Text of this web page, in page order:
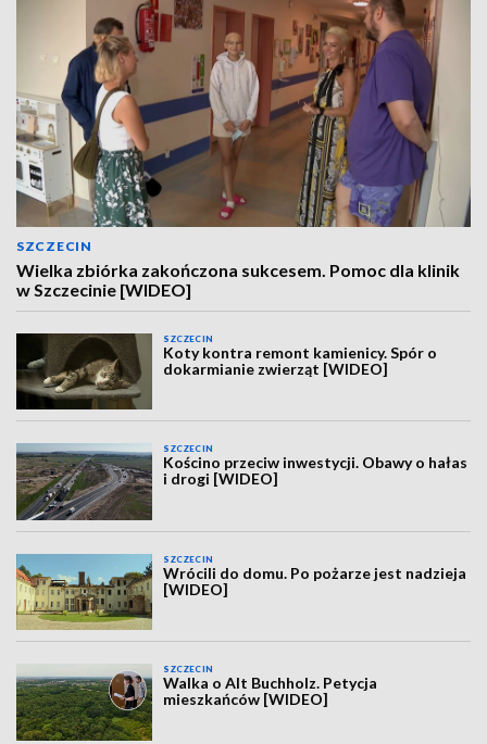
SZCZECIN
Wielka zbiórka zakończona sukcesem. Pomoc dla klinik
w Szczecinie [WIDEO]
SZCZECIN
Koty kontra remont kamienicy. Spór o
dokarmianie zwierząt [WIDEO]
SZCZECIN
Kościno przeciw inwestycji. Obawy o hałas
i drogi [WIDEO]
SZCZECIN
Wrócili do domu. Po pożarze jest nadzieja
[WIDEO]
SZCZECIN
Walka o Alt Buchholz. Petycja
mieszkańców [WIDEO]